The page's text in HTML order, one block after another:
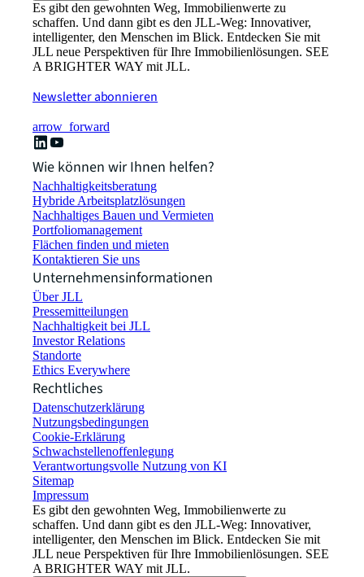
Es gibt den gewohnten Weg, Immobilienwerte zu
schaffen. Und dann gibt es den JLL-Weg: Innovativer,
intelligenter, den Menschen im Blick. Entdecken Sie mit
JLL neue Perspektiven für Ihre Immobilienlösungen. SEE
A BRIGHTER WAY mit JLL.
Newsletter abonnieren
arrow_forward
Wie können wir Ihnen helfen?
Nachhaltigkeitsberatung
Hybride Arbeitsplatzlösungen
Nachhaltiges Bauen und Vermieten
Portfoliomanagement
Flächen finden und mieten
Kontaktieren Sie uns
Unternehmensinformationen
Über JLL
Pressemitteilungen
Nachhaltigkeit bei JLL
Investor Relations
Standorte
Ethics Everywhere
Rechtliches
Datenschutzerklärung
Nutzungsbedingungen
Cookie-Erklärung
Schwachstellenoffenlegung
Verantwortungsvolle Nutzung von KI
Sitemap
Impressum​
Es gibt den gewohnten Weg, Immobilienwerte zu
schaffen. Und dann gibt es den JLL-Weg: Innovativer,
intelligenter, den Menschen im Blick. Entdecken Sie mit
JLL neue Perspektiven für Ihre Immobilienlösungen. SEE
A BRIGHTER WAY mit JLL.